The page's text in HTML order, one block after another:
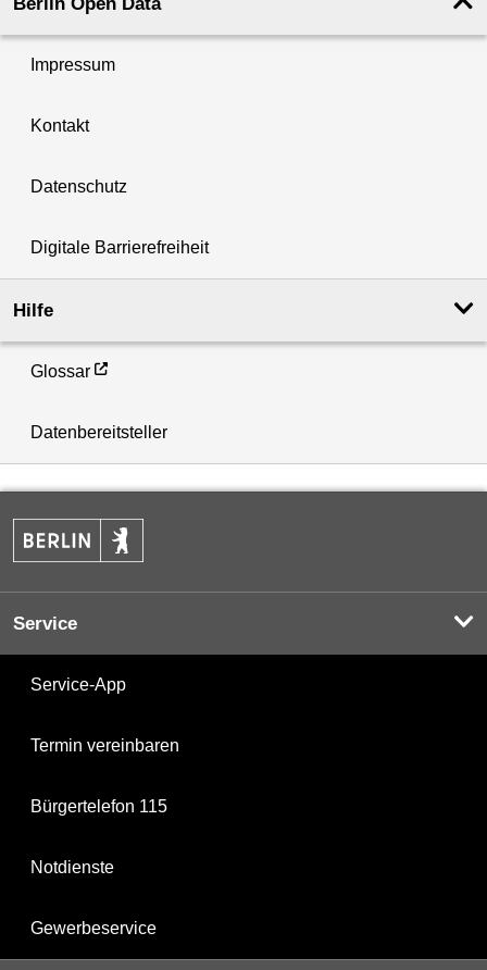
Impressum
Kontakt
Datenschutz
Digitale Barrierefreiheit
Hilfe
Glossar
Datenbereitsteller
Service
Service-App
Termin vereinbaren
Bürgertelefon 115
Notdienste
Gewerbeservice